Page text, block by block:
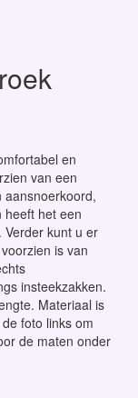
en
van een
aansnoerkoord,
heeft het een
Verder kunt u er
is van
insteekzakken.
Materiaal is
foto links om
de maten onder